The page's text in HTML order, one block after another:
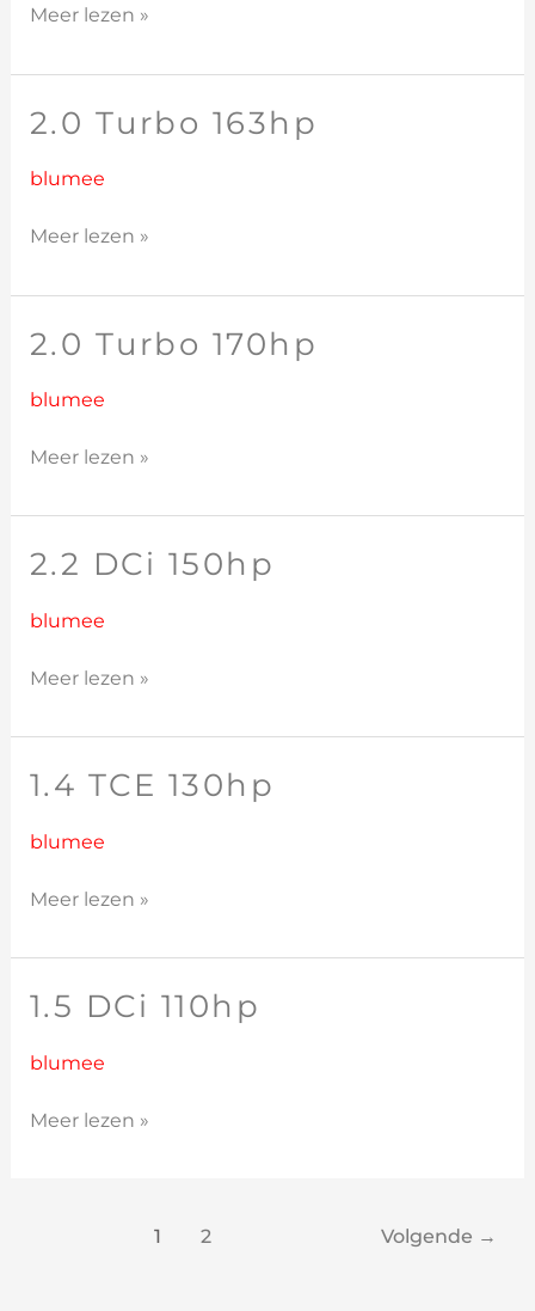
Meer lezen »
2.0 Turbo 163hp
blumee
2.0
163hp
Meer lezen »
2.0 Turbo 170hp
blumee
2.0
170hp
Meer lezen »
2.2 DCi 150hp
blumee
2.2
150hp
Meer lezen »
1.4 TCE 130hp
blumee
1.4
130hp
Meer lezen »
1.5 DCi 110hp
blumee
1.5
110hp
Meer lezen »
1 2 Volgende →